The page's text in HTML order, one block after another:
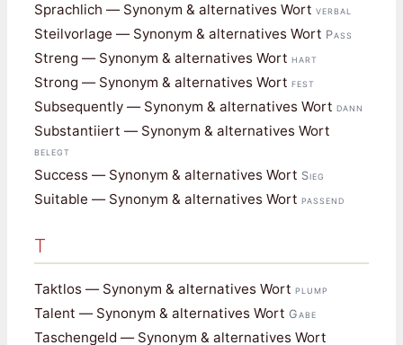
Sprachlich — Synonym & alternatives Wort verbal
Steilvorlage — Synonym & alternatives Wort Pass
Streng — Synonym & alternatives Wort hart
Strong — Synonym & alternatives Wort fest
Subsequently — Synonym & alternatives Wort dann
Substantiiert — Synonym & alternatives Wort
belegt
Success — Synonym & alternatives Wort Sieg
Suitable — Synonym & alternatives Wort passend
T
Taktlos — Synonym & alternatives Wort plump
Talent — Synonym & alternatives Wort Gabe
Taschengeld — Synonym & alternatives Wort